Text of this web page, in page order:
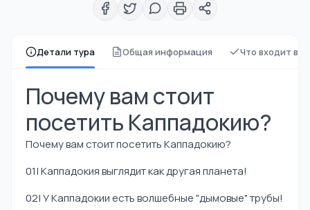
Детали тура Общая информация Что входит в
Почему вам стоит
посетить Каппадокию?
Почему вам стоит посетить Каппадокию?
01| Каппадокия выглядит как другая планета!
02| У Каппадокии есть волшебные "дымовые" трубы!